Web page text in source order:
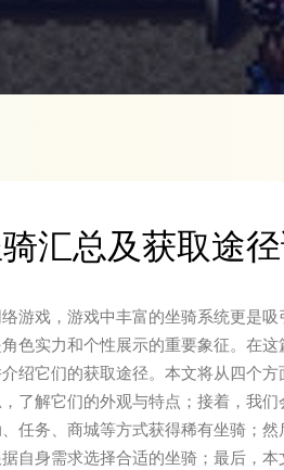
汇总及获取途
游戏，游戏中丰富的坐骑系统更是
色实力和个性展示的重要象征。在
绍它们的获取途径。本文将从四个方
了解它们的外观与特点；接着，我
任务、商城等方式获得稀有坐骑；
自身需求选择合适的坐骑；最后，本